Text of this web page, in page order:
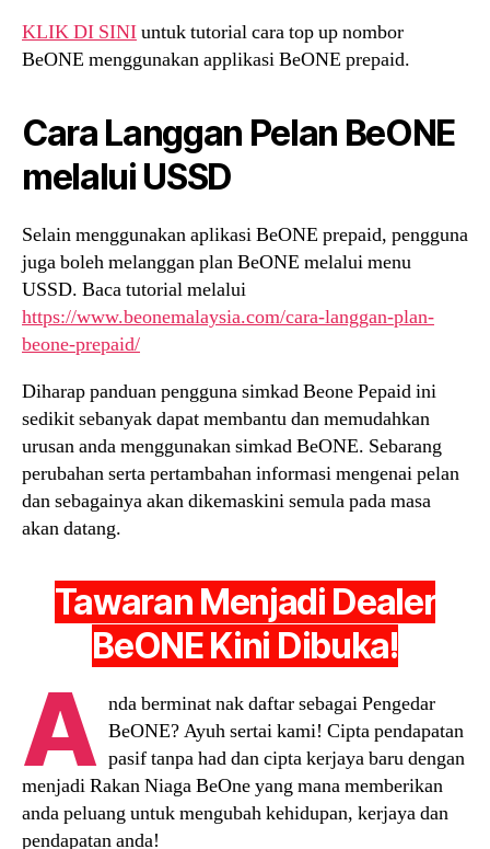
KLIK DI SINIuntuk tutorial cara top up nombor
BeONE menggunakan applikasi BeONE prepaid.
Cara Langgan Pelan BeONE
melalui USSD
Selain menggunakan aplikasi BeONE prepaid, pengguna
juga boleh melanggan plan BeONE melalui menu
USSD. Baca tutorial melalui
https://www.beonemalaysia.com/cara-langgan-plan-
beone-prepaid/
Diharap panduan pengguna simkad Beone Pepaid ini
sedikit sebanyak dapat membantu dan memudahkan
urusan anda menggunakan simkad BeONE. Sebarang
perubahan serta pertambahan informasi mengenai pelan
dan sebagainya akan dikemaskini semula pada masa
akan datang.
Tawaran Menjadi Dealer
BeONE Kini Dibuka!
A nda berminat nak daftar sebagai Pengedar
BeONE? Ayuh sertai kami! Cipta pendapatan
pasif tanpa had dan cipta kerjaya baru dengan
menjadi Rakan Niaga BeOne yang mana memberikan
anda peluang untuk mengubah kehidupan, kerjaya dan
pendapatan anda!